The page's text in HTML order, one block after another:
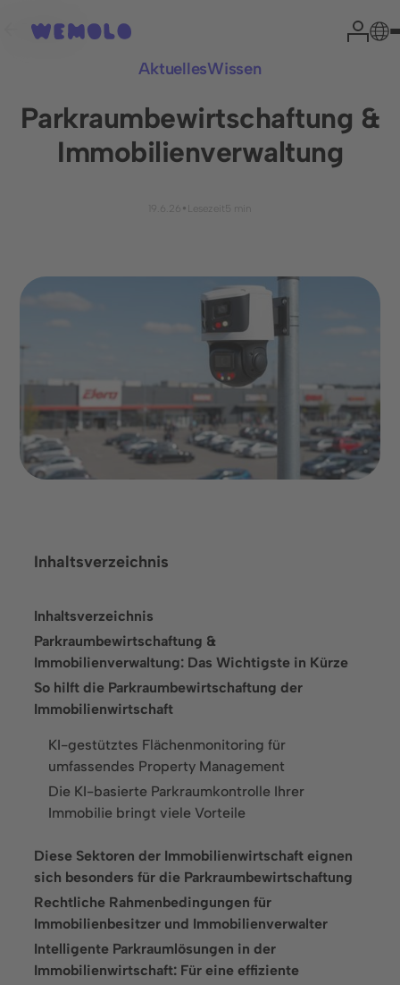
AktuellesWissen
Parkraumbewirtschaftung &
Immobilienverwaltung
19.6.26 • Lesezeit 5 min
Zurück
Inhaltsverzeichnis
Inhaltsverzeichnis
Parkraumbewirtschaftung &
Immobilienverwaltung: Das Wichtigste in Kürze
So hilft die Parkraumbewirtschaftung der
Immobilienwirtschaft
KI-gestütztes Flächenmonitoring für
umfassendes Property Management
Die KI-basierte Parkraumkontrolle Ihrer
Immobilie bringt viele Vorteile
Diese Sektoren der Immobilienwirtschaft eignen
sich besonders für die Parkraumbewirtschaftung
Rechtliche Rahmenbedingungen für
Immobilienbesitzer und Immobilienverwalter
Intelligente Parkraumlösungen in der
Immobilienwirtschaft: Für eine effiziente
Ihr Park-Experte
Marco Bhend
Aus Erfahrung können wir sagen, dass eine kurze
Einschätzung Ihrer Situation die wichtigsten Fragen
klärt und den Weg zu einer erfolgreichen Zusammenarbeit
ebnet.
Sprache
Parkraumkontrolle
Parkraumbewirtschaftung